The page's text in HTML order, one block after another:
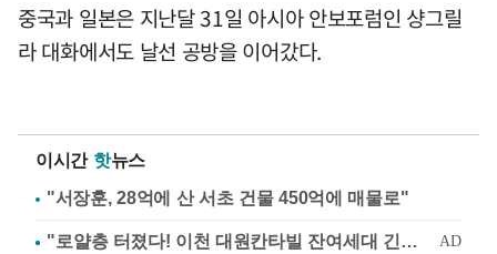
중국과 일본은 지난달 31일 아시아 안보포럼인 샹그릴
라 대화에서도 날선 공방을 이어갔다.
이시간 핫뉴스
"서장훈, 28억에 산 서초 건물 450억에 매물로"